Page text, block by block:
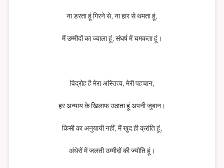
ना डरता हूं गिरने से, ना हार से थमता हूं,
मैं उम्मीदों का ज्वाला हूं, संघर्ष में चमकता हूं।
विद्रोह है मेरा अस्तित्व, मेरी पहचान,
हर अन्याय के खिलाफ उठाता हूं अपनी जुबान।
किसी का अनुयायी नहीं, मैं खुद ही क्रांति हूं,
अंधेरों में जलती उम्मीदों की ज्योति हूं।